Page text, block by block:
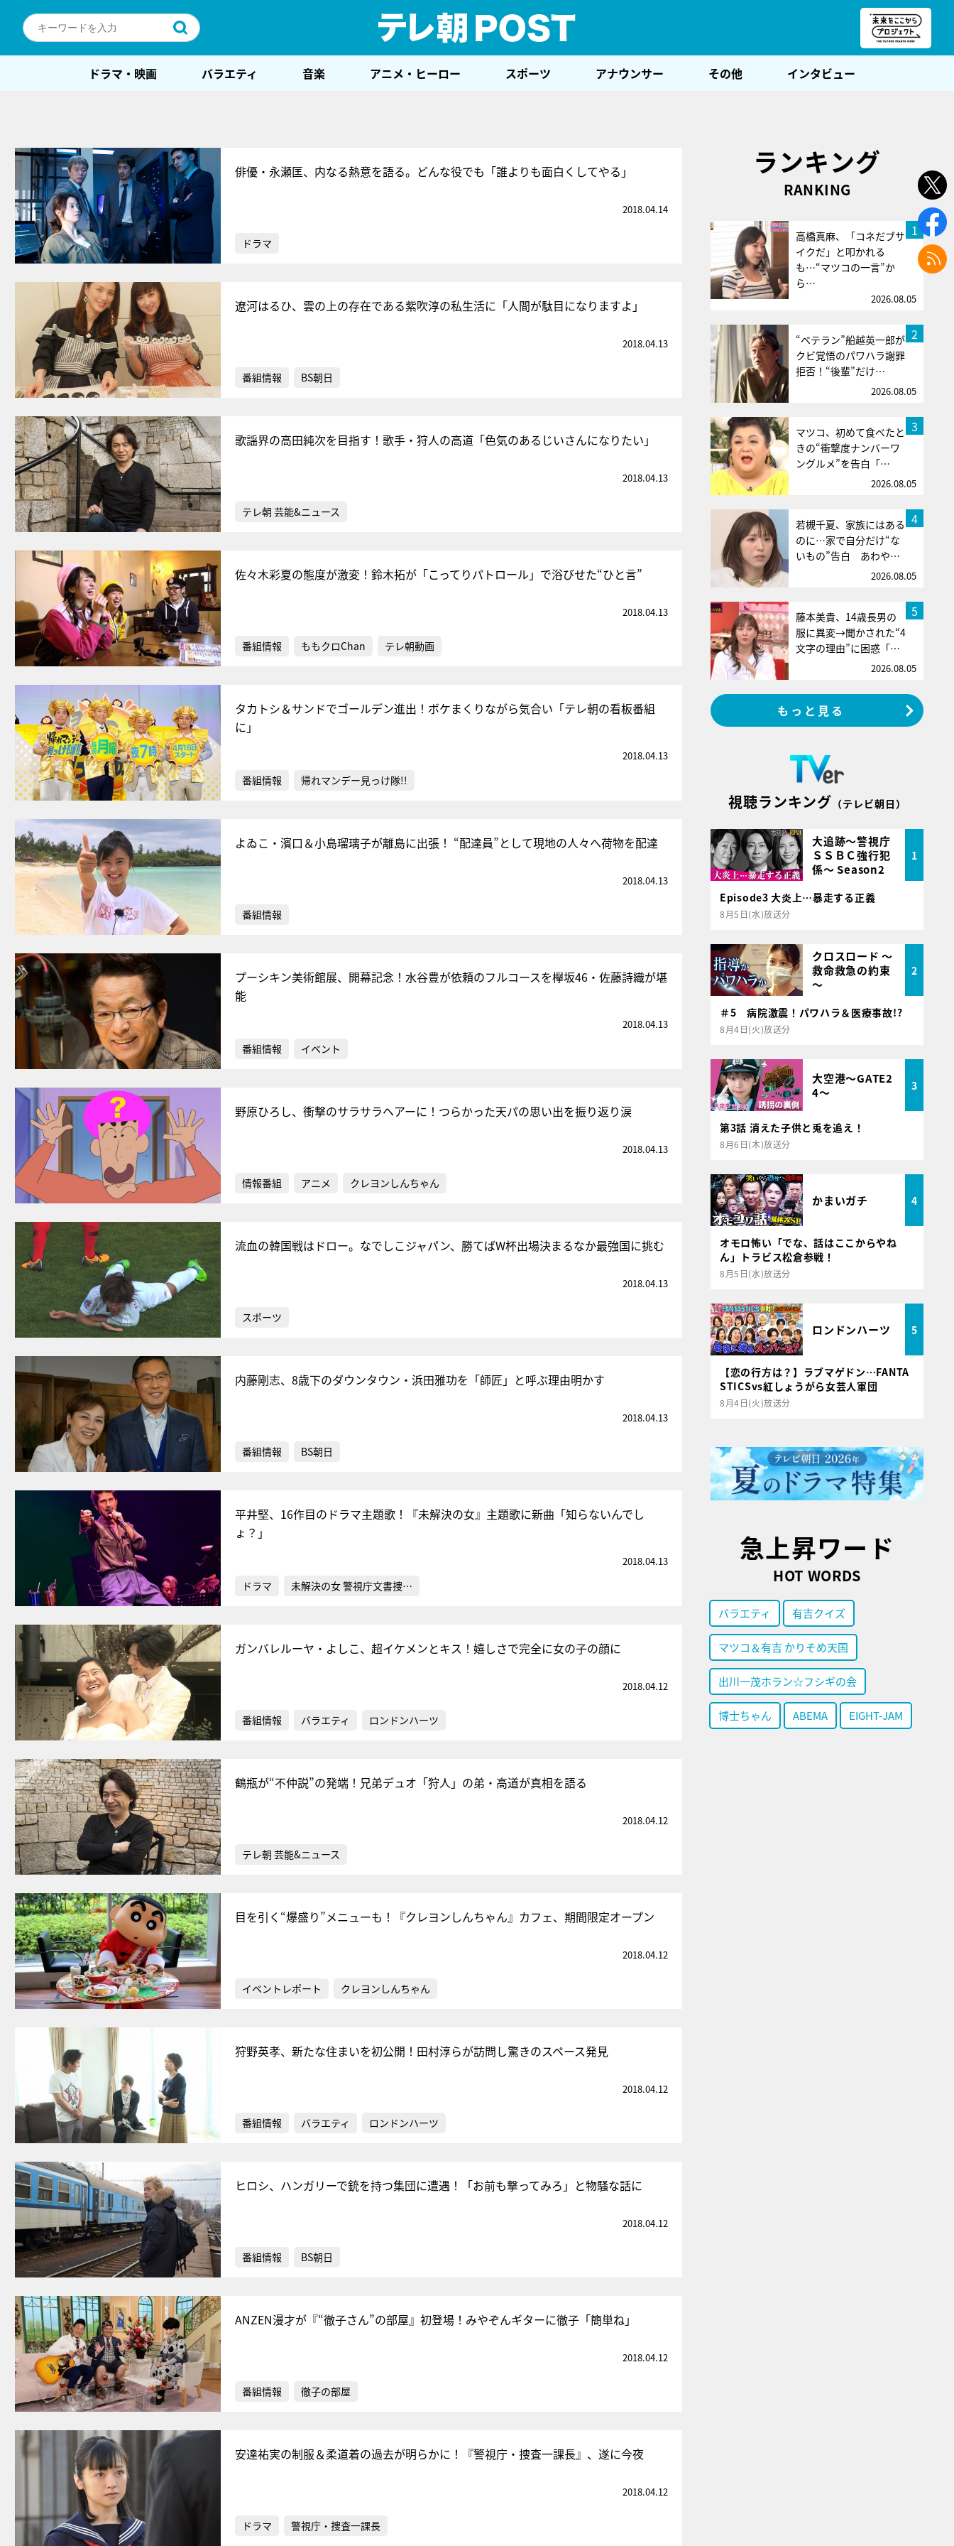
ドラマ・映画 バラエティ 音楽 アニメ・ヒーロー スポーツ アナウンサー その他 インタビュー
俳優・永瀬匡、内なる熱意を語る。どんな役でも「誰よりも面白くしてやる」
2018.04.14
ドラマ
遼河はるひ、雲の上の存在である紫吹淳の私生活に「人間が駄目になりますよ」
2018.04.13
番組情報 BS朝日
歌謡界の高田純次を目指す！歌手・狩人の高道「色気のあるじいさんになりたい」
2018.04.13
テレ朝 芸能&ニュース
佐々木彩夏の態度が激変！鈴木拓が「こってりパトロール」で浴びせた“ひと言”
2018.04.13
番組情報 ももクロChan テレ朝動画
タカトシ＆サンドでゴールデン進出！ボケまくりながら気合い「テレ朝の看板番組
に」
2018.04.13
番組情報 帰れマンデー見っけ隊!!
よゐこ・濱口＆小島瑠璃子が離島に出張！ “配達員”として現地の人々へ荷物を配達
2018.04.13
番組情報
プーシキン美術館展、開幕記念！水谷豊が依頼のフルコースを欅坂46・佐藤詩織が堪
能
2018.04.13
番組情報 イベント
野原ひろし、衝撃のサラサラヘアーに！つらかった天パの思い出を振り返り涙
2018.04.13
情報番組 アニメ クレヨンしんちゃん
流血の韓国戦はドロー。なでしこジャパン、勝てばW杯出場決まるなか最強国に挑む
2018.04.13
スポーツ
内藤剛志、8歳下のダウンタウン・浜田雅功を「師匠」と呼ぶ理由明かす
2018.04.13
番組情報 BS朝日
平井堅、16作目のドラマ主題歌！『未解決の女』主題歌に新曲「知らないんでし
ょ？」
2018.04.13
ドラマ 未解決の女 警視庁文書捜…
ガンバレルーヤ・よしこ、超イケメンとキス！嬉しさで完全に女の子の顔に
2018.04.12
番組情報 バラエティ ロンドンハーツ
鶴瓶が“不仲説”の発端！兄弟デュオ「狩人」の弟・高道が真相を語る
2018.04.12
テレ朝 芸能&ニュース
目を引く“爆盛り”メニューも！『クレヨンしんちゃん』カフェ、期間限定オープン
2018.04.12
イベントレポート クレヨンしんちゃん
狩野英孝、新たな住まいを初公開！田村淳らが訪問し驚きのスペース発見
2018.04.12
番組情報 バラエティ ロンドンハーツ
ヒロシ、ハンガリーで銃を持つ集団に遭遇！「お前も撃ってみろ」と物騒な話に
2018.04.12
番組情報 BS朝日
ANZEN漫才が『“徹子さん”の部屋』初登場！みやぞんギターに徹子「簡単ね」
2018.04.12
番組情報 徹子の部屋
安達祐実の制服＆柔道着の過去が明らかに！『警視庁・捜査一課長』、遂に今夜
2018.04.12
ドラマ 警視庁・捜査一課長
ランキング
RANKING
1
高橋真麻、「コネだブサ
イクだ」と叩かれる
も…“マツコの一言”か
ら…
2026.08.05
2
“ベテラン”船越英一郎が
クビ覚悟のパワハラ謝罪
拒否！“後輩”だけ…
2026.08.05
3
マツコ、初めて食べたと
きの“衝撃度ナンバーワ
ングルメ”を告白「…
2026.08.05
4
若槻千夏、家族にはある
のに…家で自分だけ“な
いもの”告白 あわや…
2026.08.05
5
藤本美貴、14歳長男の
服に異変→聞かされた“4
文字の理由”に困惑「…
2026.08.05
もっと見る
視聴ランキング （テレビ朝日）
大追跡～警視庁
ＳＳＢＣ強行犯
係～ Season2
1
Episode3 大炎上…暴走する正義
8月5日(水)放送分
クロスロード ～
救命救急の約束
～
2
＃5 病院激震！パワハラ＆医療事故!?
8月4日(火)放送分
大空港～GATE2
4～
3
第3話 消えた子供と兎を追え！
8月6日(木)放送分
かまいガチ 4
オモロ怖い「でな、話はここからやね
ん」トラビス松倉参戦！
8月5日(水)放送分
ロンドンハーツ 5
【恋の行方は？】ラブマゲドン…FANTA
STICSvs紅しょうがら女芸人軍団
8月4日(火)放送分
急上昇ワード
HOT WORDS
バラエティ 有吉クイズ
マツコ＆有吉 かりそめ天国
出川一茂ホラン☆フシギの会
博士ちゃん ABEMA EIGHT-JAM